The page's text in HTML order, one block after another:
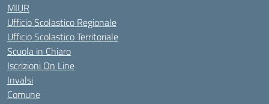
MIUR
Ufficio Scolastico Regionale
Ufficio Scolastico Territoriale
Scuola in Chiaro
Iscrizioni On Line
Invalsi
Comune